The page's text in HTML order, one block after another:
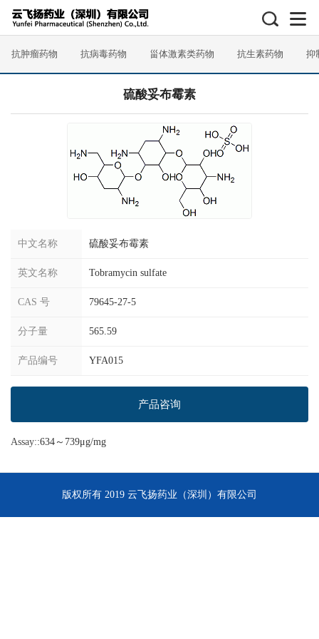
抗肿瘤药物 抗病毒药物 甾体激素类药物 抗生素药物 抑
硫酸妥布霉素
中文名称 硫酸妥布霉素
英文名称 Tobramycin sulfate
CAS 号 79645-27-5
分子量 565.59
产品编号 YFA015
产品咨询
Assay::634～739μg/mg
版权所有 2019 云飞扬药业（深圳）有限公司